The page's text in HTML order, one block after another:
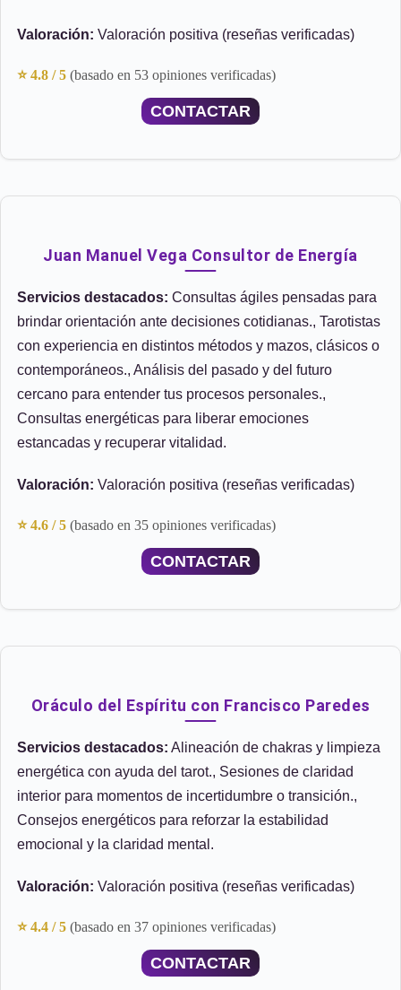
Valoración: Valoración positiva (reseñas verificadas)
⭐ 4.8 / 5 (basado en 53 opiniones verificadas)
CONTACTAR
Juan Manuel Vega Consultor de Energía
Servicios destacados: Consultas ágiles pensadas para
brindar orientación ante decisiones cotidianas., Tarotistas
con experiencia en distintos métodos y mazos, clásicos o
contemporáneos., Análisis del pasado y del futuro
cercano para entender tus procesos personales.,
Consultas energéticas para liberar emociones
estancadas y recuperar vitalidad.
Valoración: Valoración positiva (reseñas verificadas)
⭐ 4.6 / 5 (basado en 35 opiniones verificadas)
CONTACTAR
Oráculo del Espíritu con Francisco Paredes
Servicios destacados: Alineación de chakras y limpieza
energética con ayuda del tarot., Sesiones de claridad
interior para momentos de incertidumbre o transición.,
Consejos energéticos para reforzar la estabilidad
emocional y la claridad mental.
Valoración: Valoración positiva (reseñas verificadas)
⭐ 4.4 / 5 (basado en 37 opiniones verificadas)
CONTACTAR